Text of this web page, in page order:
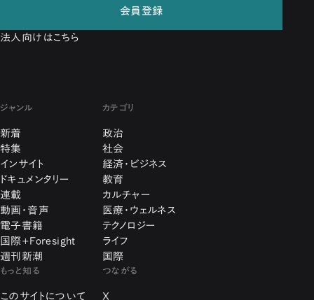
会員登録
法人向けはこちら
ジャンル
新着
特集
インサイト
ドキュメンタリー
連載
動画・音声
電子書籍
国際+Foresight
週刊新潮
カテゴリ
政治
社会
経済・ビジネス
教育
カルチャー
医療・ウェルネス
テクノロジー
ライフ
国際
もっと知る
このサイトについて
つながる
X